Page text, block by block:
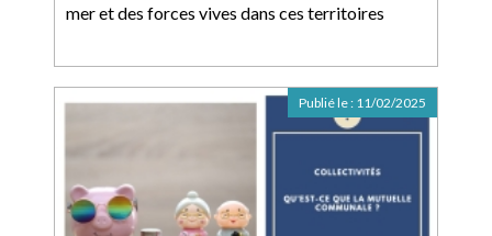
mer et des forces vives dans ces territoires
Publié le : 11/02/2025